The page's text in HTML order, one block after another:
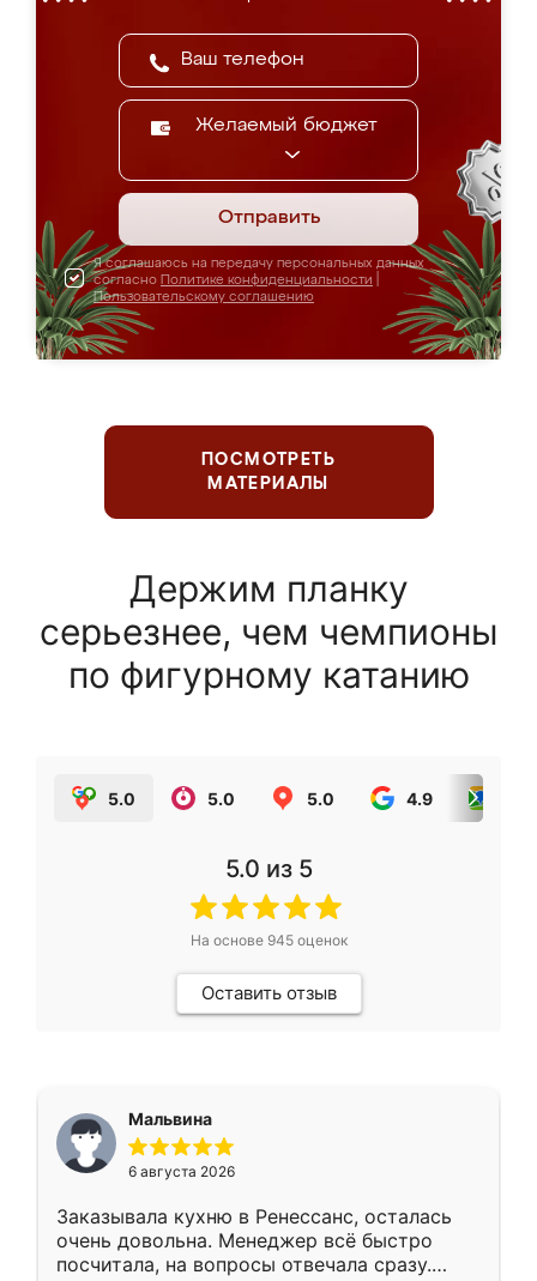
Желаемый бюджет
Отправить
Я соглашаюсь на передачу персональных данных
согласно Политике конфиденциальности
Пользовательскому соглашению
ПОСМОТРЕТЬ
МАТЕРИАЛЫ
Держим планку
серьезнее, чем чемпионы
по фигурному катанию
5.0 5.0 5.0 4.9
5.0 из 5
На основе 945оценок
Оставить отзыв
Мальвина
6 августа 2026
Заказывала кухню в Ренессанс, осталась
очень довольна. Менеджер всё быстро
посчитала, на вопросы отвечала сразу.